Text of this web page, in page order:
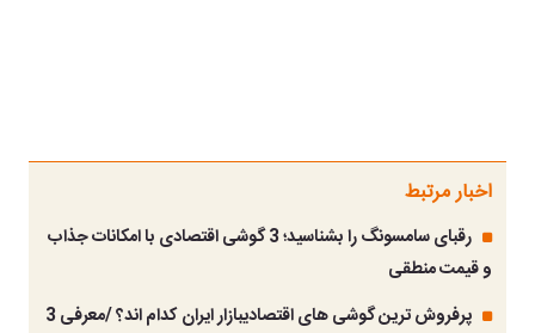
اخبار مرتبط
رقبای سامسونگ را بشناسید؛ 3 گوشی اقتصادی با امکانات جذاب
و قیمت منطقی
پرفروش ترین گوشی های اقتصادیبازار ایران کدام اند؟ /معرفی 3